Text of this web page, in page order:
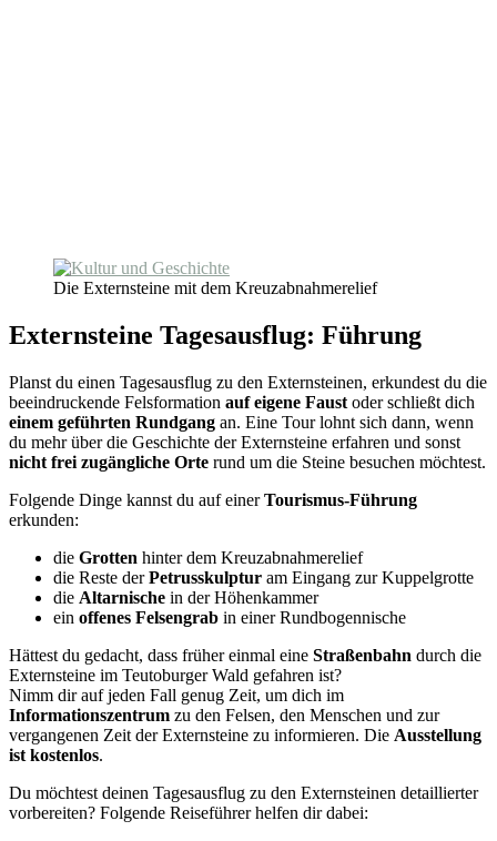
Die Externsteine mit dem Kreuzabnahmerelief
Externsteine Tagesausflug: Führung
Planst du einen Tagesausflug zu den Externsteinen, erkundest du die
beeindruckende Felsformation auf eigene Faust oder schließt dich
einem geführten Rundgang an. Eine Tour lohnt sich dann, wenn
du mehr über die Geschichte der Externsteine erfahren und sonst
nicht frei zugängliche Orte rund um die Steine besuchen möchtest.
Folgende Dinge kannst du auf einerTourismus-Führung
erkunden:
die Grotten hinter dem Kreuzabnahmerelief
die Reste derPetrusskulptur am Eingang zur Kuppelgrotte
die Altarnische in der Höhenkammer
ein offenes Felsengrab in einer Rundbogennische
Hättest du gedacht, dass früher einmal eine Straßenbahn durch die
Externsteine im Teutoburger Wald gefahren ist?
Nimm dir auf jeden Fall genug Zeit, um dich im
Informationszentrum zu den Felsen, den Menschen und zur
vergangenen Zeit der Externsteine zu informieren. Die Ausstellung
ist kostenlos.
Du möchtest deinen Tagesausflug zu den Externsteinen detaillierter
vorbereiten? Folgende Reiseführer helfen dir dabei: